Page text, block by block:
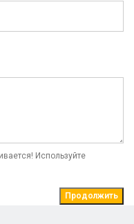
Используйте
Продолжить